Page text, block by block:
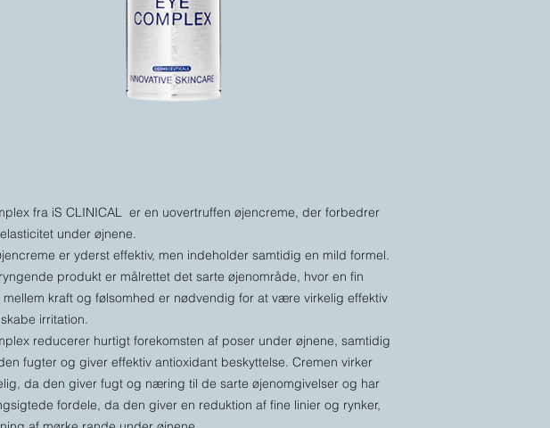
fra iS CLINICAL er en uovertruffen øjencreme, der forbedrer
under øjnene.
er yderst effektiv, men indeholder samtidig en mild formel.
produkt er målrettet det sarte øjenområde, hvor en fin
mellem kraft og følsomhed er nødvendig for at være virkelig effektiv
irritation.
reducerer hurtigt forekomsten af poser under øjnene, samtidig
fugter og giver effektiv antioxidant beskyttelse. Cremen virker
da den giver fugt og næring til de sarte øjenomgivelser og har
fordele, da den giver en reduktion af fine linier og rynker,